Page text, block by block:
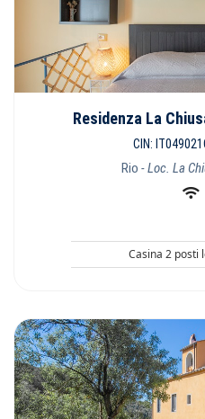
Residenza La
CIN:
Rio - Loc. La
Casina 2 posti